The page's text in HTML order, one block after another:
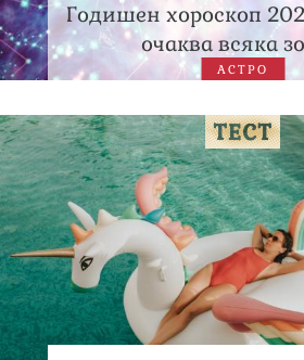
Годишен хороскоп
очаква всяка
АСТРО